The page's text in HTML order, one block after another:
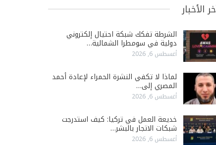
الأخبار
الشرطة تفكك شبكة احتيال إلكتروني
دولية في سومطرا الشمالية…
أغسطس 6, 2026
لماذا لا تكفي النشرة الحمراء لإعادة أحمد
المصري إلى…
أغسطس 6, 2026
خديعة العمل في تركيا: كيف استدرجت
شبكات الاتجار بالبشر…
أغسطس 6, 2026